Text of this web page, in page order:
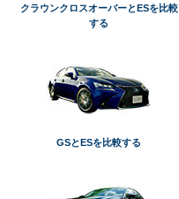
クラウンクロスオーバーとESを比較
する
GSとESを比較する